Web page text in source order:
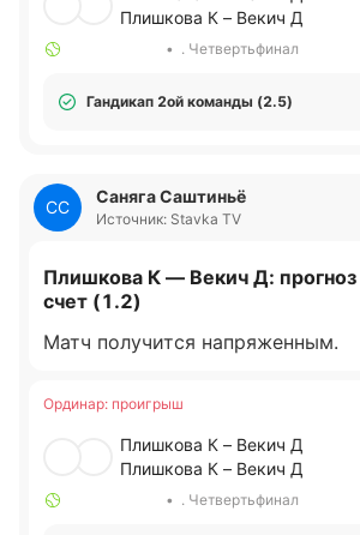
Плишкова К – Векич Д
• . Четвертьфинал
Гандикап 2ой команды (2.5)
СС
Саняга Саштиньё
Источник: Stavka TV
Плишкова К — Векич Д: прогноз
счет (1.2)
Матч получится напряженным.
Ординар: проигрыш
Плишкова К – Векич Д
Плишкова К – Векич Д
• . Четвертьфинал